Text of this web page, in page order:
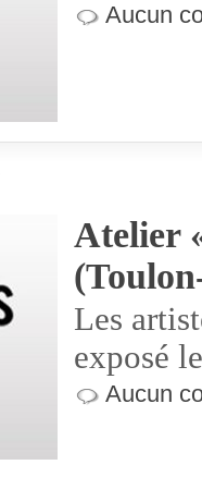
Aucun
Atelier
Les
exposé
Aucun